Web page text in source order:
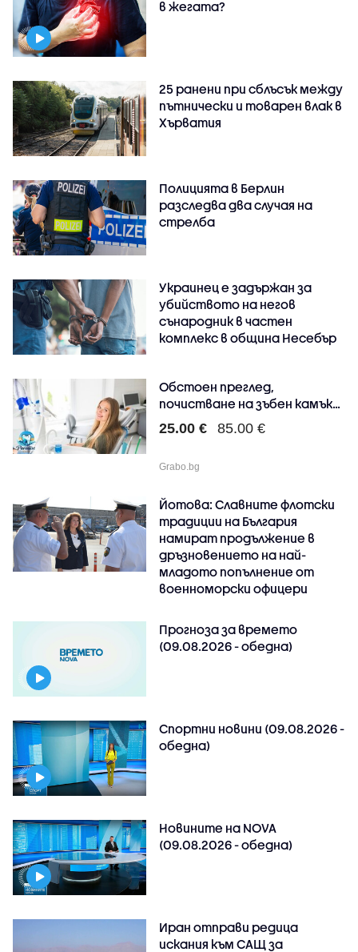
в жегата?
25 ранени при сблъсък между
пътнически и товарен влак в
Хърватия
Полицията в Берлин
разследва два случая на
стрелба
Украинец е задържан за
убийството на негов
сънародник в частен
комплекс в община Несебър
Обстоен преглед,
почистване на зъбен камък
и..
25.00 € 85.00 €
Grabo.bg
Йотова: Славните флотски
традиции на България
намират продължение в
дръзновението на най-
младото попълнение от
военноморски офицери
Прогноза за времето
(09.08.2026 - обедна)
Спортни новини (09.08.2026 -
обедна)
Новините на NOVA
(09.08.2026 - обедна)
Иран отправи редица
искания към САЩ за